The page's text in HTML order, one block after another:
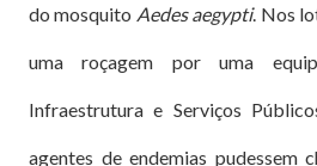
do mosquito Aedes aegypti. Nos
uma roçagem por uma
Infraestrutura e Serviços
agentes de endemias pudessem